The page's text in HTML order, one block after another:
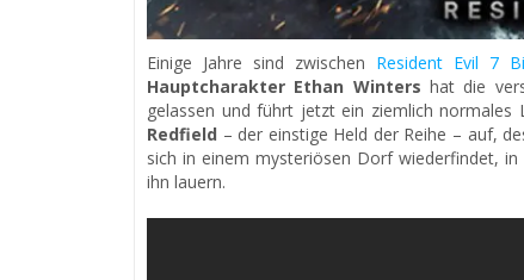
Einige Jahre sind zwischen Resident Evil 7
Hauptcharakter Ethan Winters hat die
gelassen und führt jetzt ein ziemlich
Redfield – der einstige Held der Reihe – auf,
sich in einem mysteriösen Dorf wiederfindet,
ihn lauern.